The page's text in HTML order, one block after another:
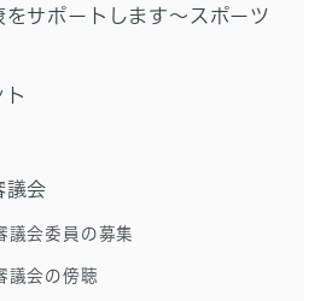
をサポートします～スポーツ
ト
議会
議会委員の募集
議会の傍聴